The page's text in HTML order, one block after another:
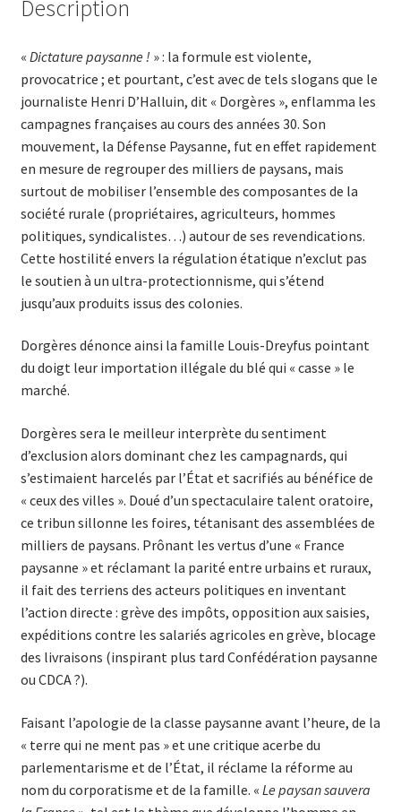
Description
« Dictature paysanne ! » : la formule est violente,
provocatrice ; et pourtant, c’est avec de tels slogans que le
journaliste Henri D’Halluin, dit « Dorgères », enflamma les
campagnes françaises au cours des années 30. Son
mouvement, la Défense Paysanne, fut en effet rapidement
en mesure de regrouper des milliers de paysans, mais
surtout de mobiliser l’ensemble des composantes de la
société rurale (propriétaires, agriculteurs, hommes
politiques, syndicalistes…) autour de ses revendications.
Cette hostilité envers la régulation étatique n’exclut pas
le soutien à un ultra-protectionnisme, qui s’étend
jusqu’aux produits issus des colonies.
Dorgères dénonce ainsi la famille Louis-Dreyfus pointant
du doigt leur importation illé­gale du blé qui « casse » le
marché.
Dorgères sera le meilleur interprète du sentiment
d’exclusion alors dominant chez les campagnards, qui
s’estimaient harcelés par l’État et sacrifiés au bénéfice de
« ceux des villes ». Doué d’un spectaculaire talent oratoire,
ce tribun sillonne les foires, tétanisant des assemblées de
milliers de paysans. Prônant les vertus d’une « France
paysanne » et réclamant la parité entre urbains et ruraux,
il fait des terriens des acteurs politiques en inventant
l’action directe : grève des impôts, opposition aux saisies,
expéditions contre les salariés agricoles en grève, blocage
des livraisons (inspirant plus tard Confédération paysanne
ou CDCA ?).
Faisant l’apologie de la classe paysanne avant l’heure, de la
« terre qui ne ment pas » et une critique acerbe du
parlementarisme et de l’État, il réclame la réforme au
nom du corporatisme et de la famille. « Le paysan sauvera